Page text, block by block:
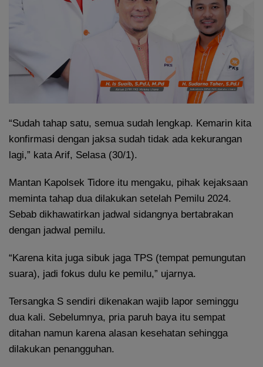
“Sudah tahap satu, semua sudah lengkap. Kemarin kita
konfirmasi dengan jaksa sudah tidak ada kekurangan
lagi,” kata Arif, Selasa (30/1).
Mantan Kapolsek Tidore itu mengaku, pihak kejaksaan
meminta tahap dua dilakukan setelah Pemilu 2024.
Sebab dikhawatirkan jadwal sidangnya bertabrakan
dengan jadwal pemilu.
“Karena kita juga sibuk jaga TPS (tempat pemungutan
suara), jadi fokus dulu ke pemilu,” ujarnya.
Tersangka S sendiri dikenakan wajib lapor seminggu
dua kali. Sebelumnya, pria paruh baya itu sempat
ditahan namun karena alasan kesehatan sehingga
dilakukan penangguhan.